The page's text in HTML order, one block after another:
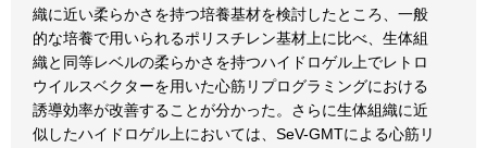
織に近い柔らかさを持つ培養基材を検討したところ、一般
的な培養で用いられるポリスチレン基材上に比べ、生体組
織と同等レベルの柔らかさを持つハイドロゲル上でレトロ
ウイルスベクターを用いた心筋リプログラミングにおける
誘導効率が改善することが分かった。さらに生体組織に近
似したハイドロゲル上においては、SeV-GMTによる心筋リ